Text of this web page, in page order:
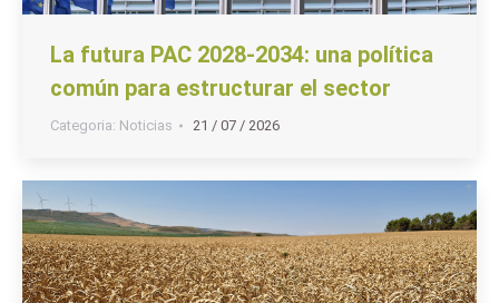
La futura PAC 2028-2034: una política
común para estructurar el sector
Categoria: Noticias 21 / 07 / 2026